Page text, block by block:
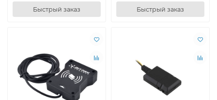
Быстрый заказ Быстрый заказ